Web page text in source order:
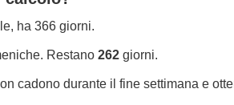
ha 366 giorni.
Restano 262 giorni.
cadono durante il fine settimana e